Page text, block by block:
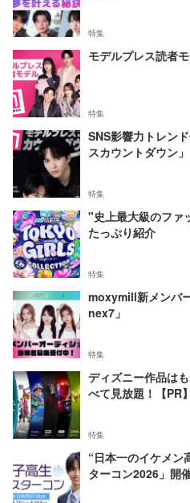
特集
モデルプレス読者
特集
SNS影響力トレン
スカウントダウン」
特集
"史上最大級のファ
たっぷり紹介
特集
moxymill新メンバ
nex7」
特集
ディズニー作品は
べて見放題！【PR】
特集
“日本一のイケメン
ターコン2026」開